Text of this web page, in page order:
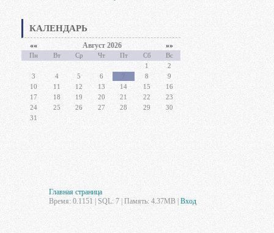
КАЛЕНДАРЬ
«« Август 2026 »»
Пн Вт Ср Чт Пт Сб
Вс
1
2
3
4 5 6 7 8
9
10
11 12 13 14 15
16
17
18 19 20 21 22
23
24
25 26 27 28 29
30
31
Главная страница
Время: 0.1151 | SQL: 7 | Память: 4.37MB Вход